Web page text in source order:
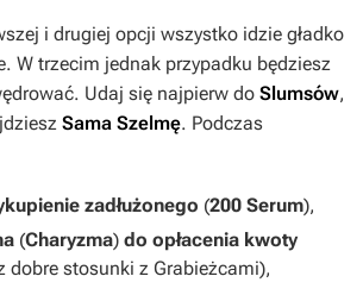
i drugiej opcji wszystko idzie gładko
W trzecim jednak przypadku będziesz
Udaj się najpierw do Slumsów,
Sama Szelmę. Podczas
zadłużonego (200 Serum),
(Charyzma) do opłacenia kwoty
dobre stosunki z Grabieżcami),